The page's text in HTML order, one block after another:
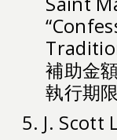
補助金
執行期
5. J. Scott